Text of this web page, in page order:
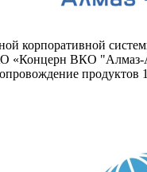
корпоративной
«Концерн ВКО "Алмаз-
продуктов